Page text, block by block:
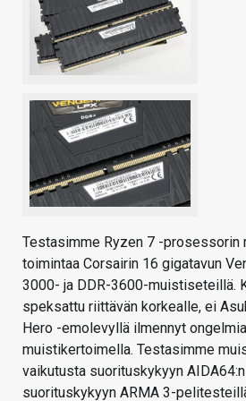
Testasimme Ryzen 7 -prosessorin
toimintaa Corsairin 16 gigatavun
3000- ja DDR-3600-muistiseteillä.
speksattu riittävän korkealle, ei
Hero -emolevyllä ilmennyt
muistikertoimella. Testasimme
vaikutusta suorituskykyyn
suorituskykyyn ARMA 3-